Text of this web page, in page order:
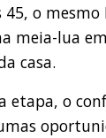
45, o
meia-lua
casa.
etapa, o